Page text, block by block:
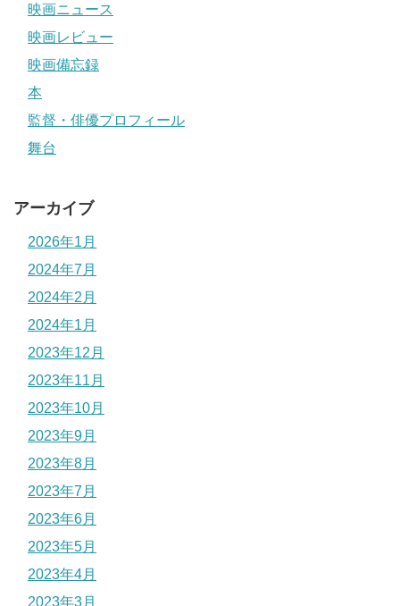
映画ニュース
映画レビュー
映画備忘録
本
監督・俳優プロフィール
舞台
アーカイブ
2026年1月
2024年7月
2024年2月
2024年1月
2023年12月
2023年11月
2023年10月
2023年9月
2023年8月
2023年7月
2023年6月
2023年5月
2023年4月
2023年3月